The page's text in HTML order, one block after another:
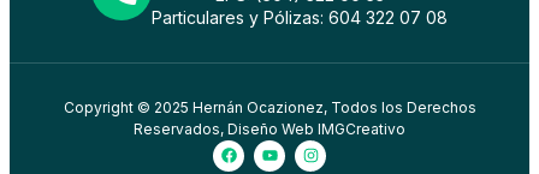
Particulares y Pólizas: 604 322 07 08
Copyright © 2025 Hernán Ocazionez, Todos los Derechos
Reservados, Diseño Web IMGCreativo